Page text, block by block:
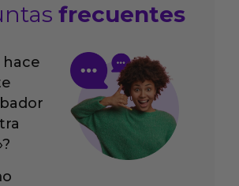
frecuentes
hace